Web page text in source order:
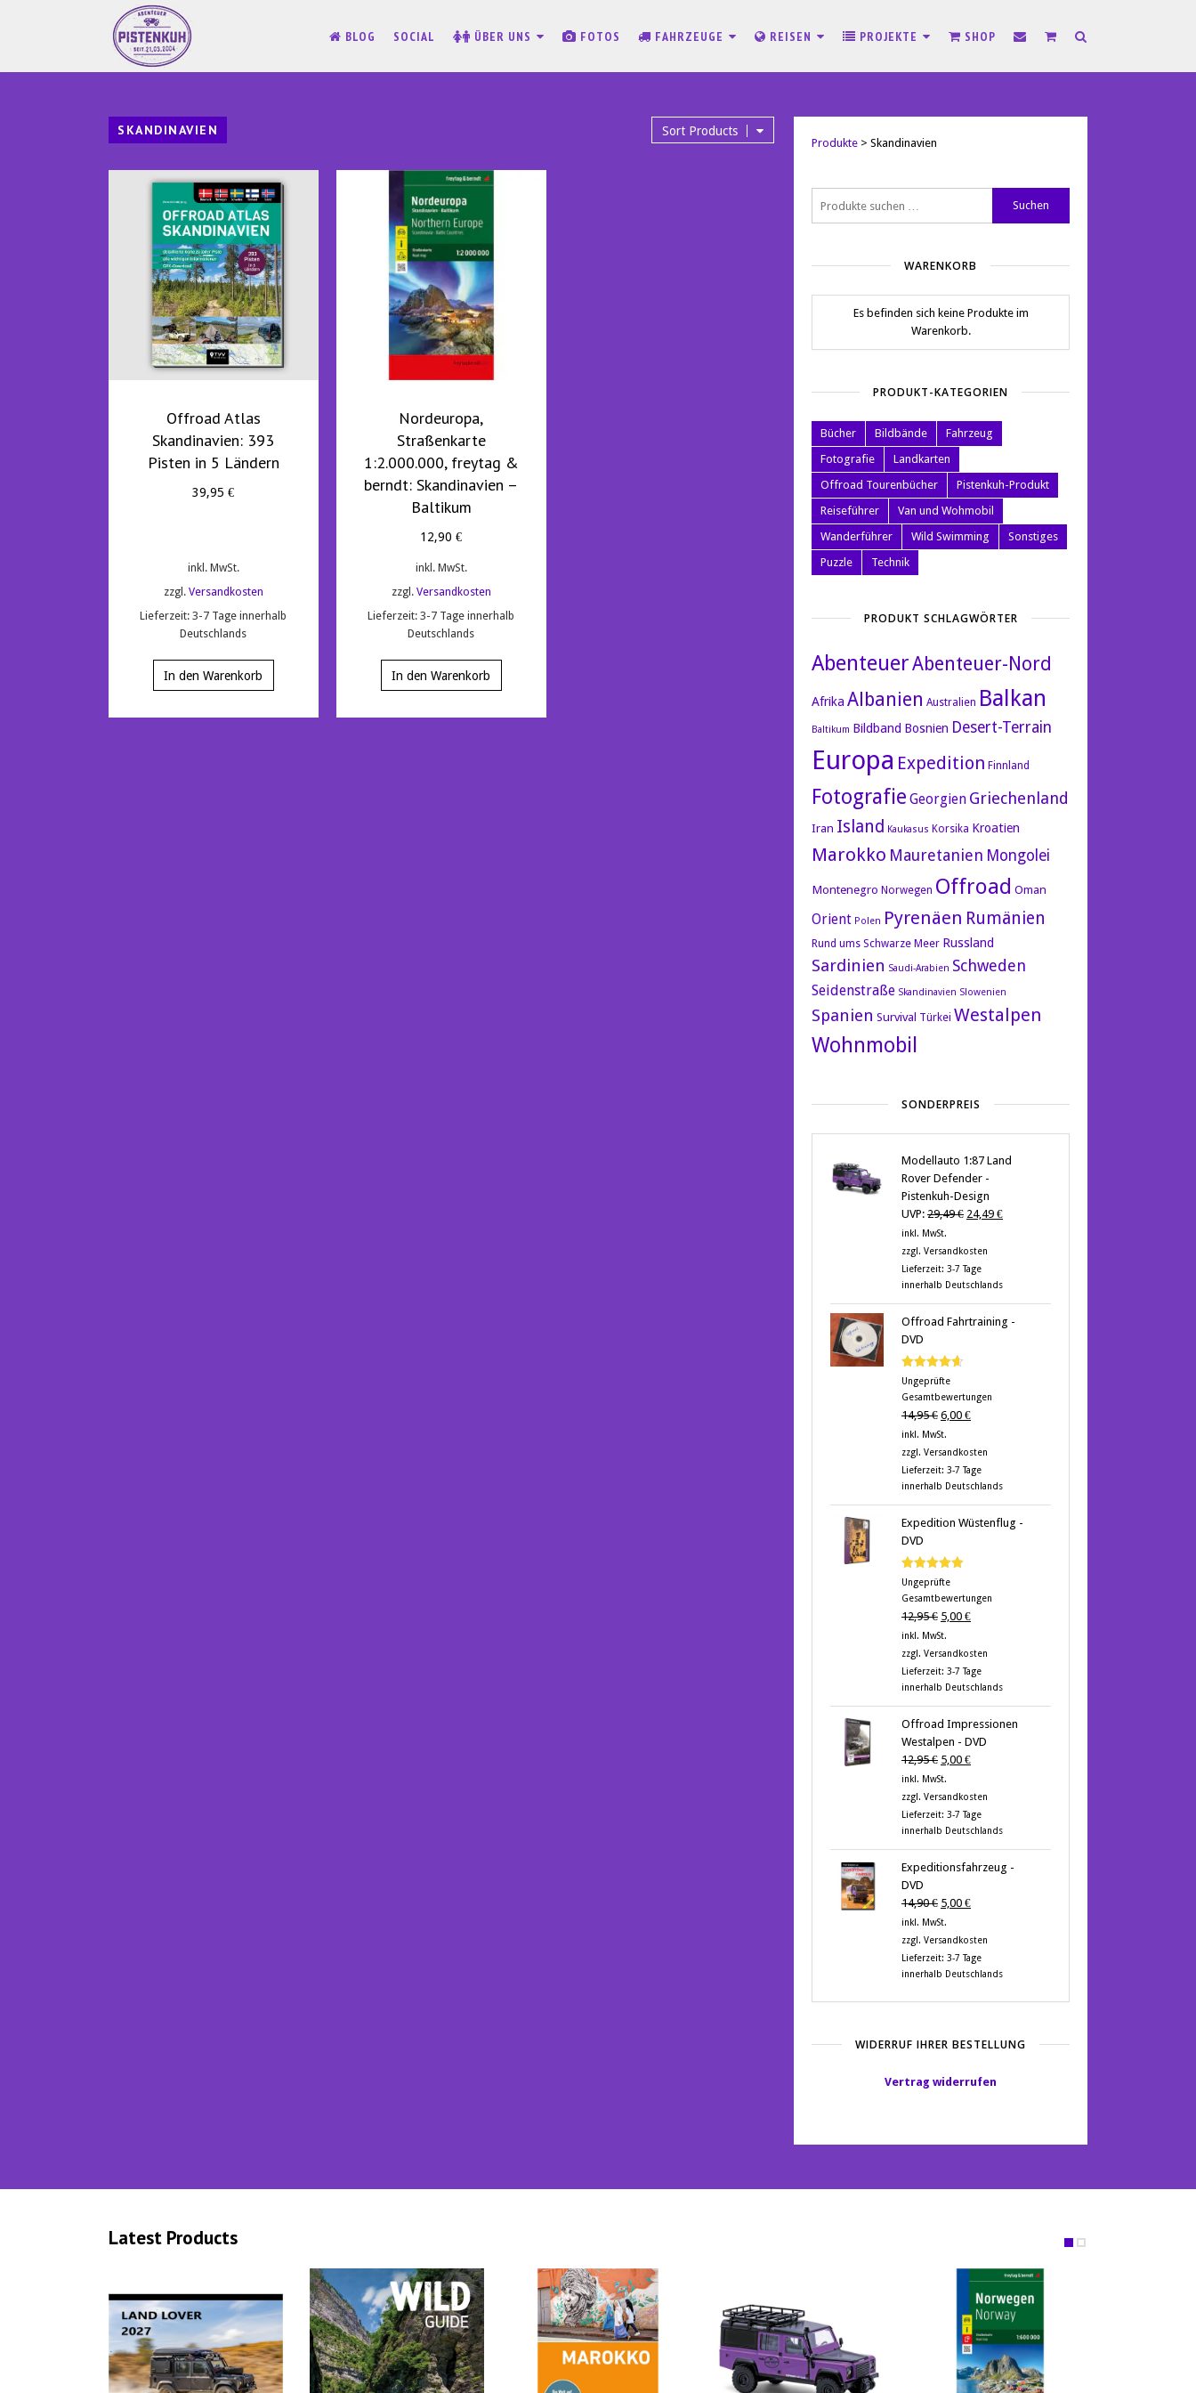
BLOG SOCIAL ÜBER UNS FOTOS FAHRZEUGE REISEN PROJEKTE SHOP
SKANDINAVIEN Sort Products
Offroad Atlas
Skandinavien: 393
Pisten in 5 Ländern
39,95€
inkl. MwSt.
zzgl. Versandkosten
Lieferzeit:3-7 Tage innerhalb
Deutschlands
In den Warenkorb
Nordeuropa,
Straßenkarte
1:2.000.000, freytag &
berndt: Skandinavien –
Baltikum
12,90€
inkl. MwSt.
zzgl. Versandkosten
Lieferzeit:3-7 Tage innerhalb
Deutschlands
In den Warenkorb
Produkte > Skandinavien
nach:
Suchen
WARENKORB
Es befinden sich keine Produkte im
Warenkorb.
PRODUKT-KATEGORIEN
Bücher Bildbände
Fahrzeug
Fotografie
Landkarten
Offroad Tourenbücher
Pistenkuh-Produkt
Reiseführer
Van und Wohmobil
Wanderführer
Wild Swimming
Sonstiges
Puzzle
Technik
PRODUKT SCHLAGWÖRTER
AbenteuerAbenteuer-Nord
Afrika Albanien Australien Balkan
Baltikum Bildband Bosnien Desert-Terrain
Europa Expedition Finnland
Fotografie Georgien Griechenland
Iran Island Kaukasus Korsika Kroatien
Marokko Mauretanien Mongolei
Montenegro Norwegen Offroad Oman
Orient Polen Pyrenäen Rumänien
Rund ums Schwarze Meer Russland
Sardinien Saudi-Arabien Schweden
Seidenstraße Skandinavien Slowenien
Spanien Survival Türkei Westalpen
Wohnmobil
SONDERPREIS
Modellauto 1:87 Land
Rover Defender -
Pistenkuh-Design
UVP: 29,49€ Ursprünglicher
war:
29,49 €
24,49 €Aktueller
inkl. MwSt.
zzgl. Versandkosten
Lieferzeit: 3-7 Tage
innerhalb Deutschlands
Offroad Fahrtraining -
DVD
Bewertet
mit 4.60
von 5
Ungeprüfte
Gesamtbewertungen
14,95€ Ursprünglicher
Preis
war:
14,95 €
6,00 €Aktueller
ist:
6,00 €.
inkl. MwSt.
zzgl. Versandkosten
Lieferzeit: 3-7 Tage
innerhalb Deutschlands
Expedition Wüstenflug -
DVD
Bewertet
mit 5.00
von 5
Ungeprüfte
Gesamtbewertungen
12,95€ Ursprünglicher
Preis
war:
12,95 €
5,00 €Aktueller
ist:
5,00 €.
inkl. MwSt.
zzgl. Versandkosten
Lieferzeit: 3-7 Tage
innerhalb Deutschlands
Offroad Impressionen
Westalpen - DVD
12,95€ Ursprünglicher
Preis
war:
12,95 €
5,00 €Aktueller
ist:
5,00 €.
inkl. MwSt.
zzgl. Versandkosten
Lieferzeit: 3-7 Tage
innerhalb Deutschlands
Expeditionsfahrzeug -
DVD
14,90€ Ursprünglicher
Preis
war:
14,90 €
5,00 €Aktueller
ist:
5,00 €.
inkl. MwSt.
zzgl. Versandkosten
Lieferzeit: 3-7 Tage
innerhalb Deutschlands
WIDERRUF IHRER BESTELLUNG
Vertrag widerrufen
Latest Products